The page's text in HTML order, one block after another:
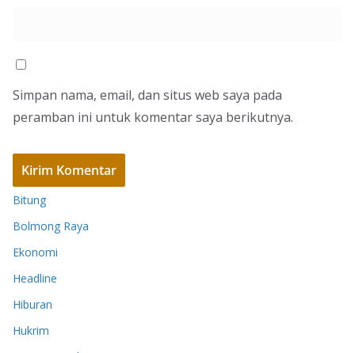
Simpan nama, email, dan situs web saya pada
peramban ini untuk komentar saya berikutnya.
Bitung
Bolmong Raya
Ekonomi
Headline
Hiburan
Hukrim